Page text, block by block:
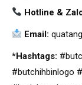
Hotline &
Email:
*Hashtags:
#butchihbinlogo